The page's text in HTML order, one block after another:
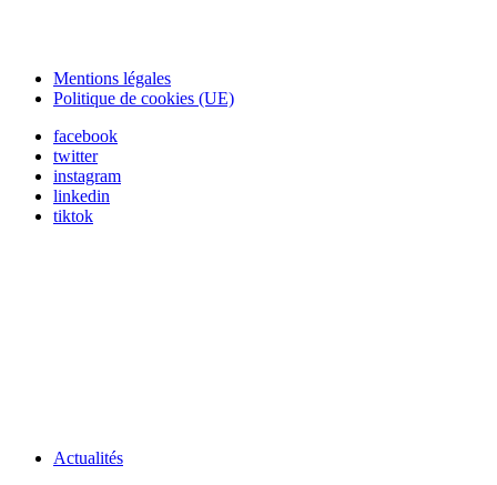
Mentions légales
Politique de cookies (UE)
facebook
twitter
instagram
linkedin
tiktok
Actualités